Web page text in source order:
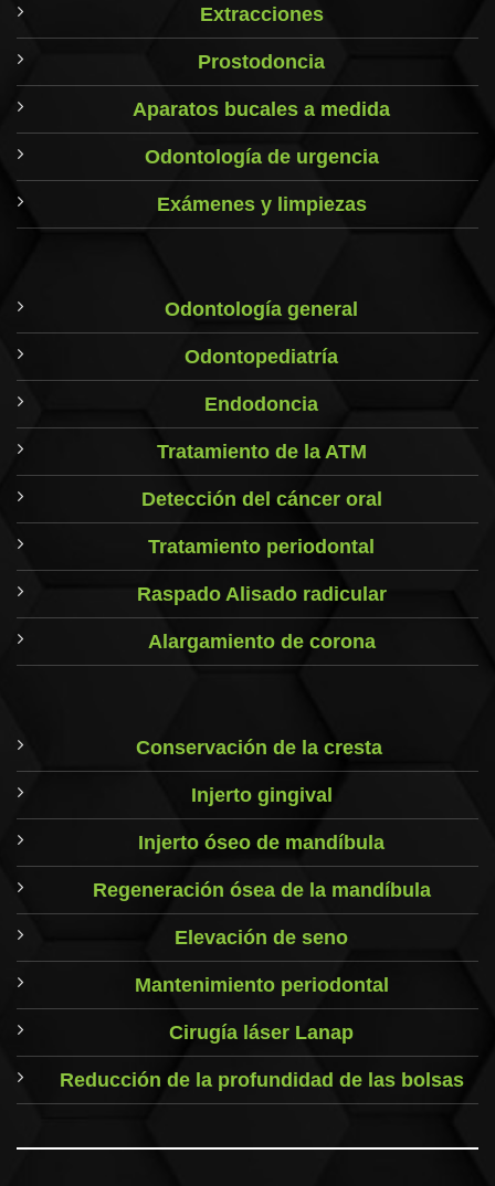
Extracciones
Prostodoncia
Aparatos bucales a medida
Odontología de urgencia
Exámenes y limpiezas
Odontología general
Odontopediatría
Endodoncia
Tratamiento de la ATM
Detección del cáncer oral
Tratamiento periodontal
Raspado Alisado radicular
Alargamiento de corona
Conservación de la cresta
Injerto gingival
Injerto óseo de mandíbula
Regeneración ósea de la mandíbula
Elevación de seno
Mantenimiento periodontal
Cirugía láser Lanap
Reducción de la profundidad de las bolsas